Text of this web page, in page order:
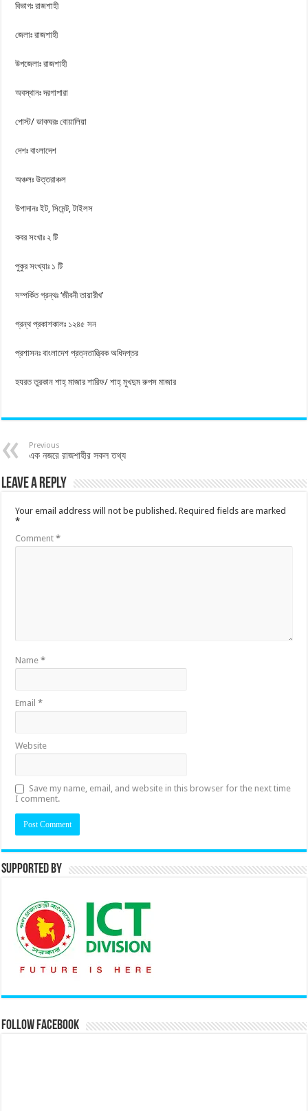
বিভাগঃ রাজশাহী
জেলাঃ রাজশাহী
উপজেলাঃ রাজশাহী
অবস্থানঃ দরগাপারা
পোস্ট/ ডাকঘরঃ বোয়ালিয়া
দেশঃ বাংলাদেশ
অঞ্চলঃ উত্তরাঞ্চল
উপাদানঃ ইট, সিমেন্ট, টাইলস
কবর সংখাঃ ২ টি
পুকুর সংখ্যাঃ ১ টি
সম্পর্কিত গ্রন্থঃ ‘জীবনী তায়ারীখ’
গ্রন্থ প্রকাশকালঃ ১২৪৫ সন
প্রশাসনঃ বাংলাদেশ প্রত্নতাত্ত্বিক অধিদপ্তর
হযরত তুরকান শাহ্‌ মাজার শারিফ/ শাহ্‌ মুখদুম রুপস মাজার
Previous
এক নজরে রাজশাহীর সকল তথ্য
Leave a Reply
Your email address will not be published. Required fields are marked
*
Comment*
Name*
Email*
Website
Save my name, email, and website in this browser for the next time
I comment.
Supported By
Follow Facebook